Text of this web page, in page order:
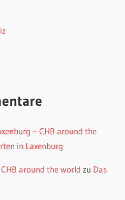
– CHB around the
in Laxenburg
around the world zu Das